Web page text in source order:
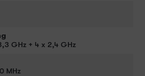
GHz + 4 x 2,4 GHz
MHz